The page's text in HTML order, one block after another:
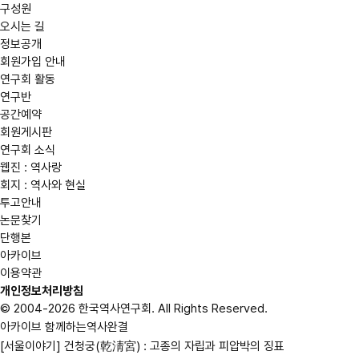
구성원
오시는 길
정보공개
회원가입 안내
연구회 활동
연구반
공간예약
회원게시판
연구회 소식
웹진 : 역사랑
회지 : 역사와 현실
투고안내
논문찾기
단행본
아카이브
이용약관
개인정보처리방침
© 2004-2026 한국역사연구회. All Rights Reserved.
아카이브 함께하는역사완결
[서울이야기] 건청궁(乾淸宮) : 고종의 자립과 피압박의 징표